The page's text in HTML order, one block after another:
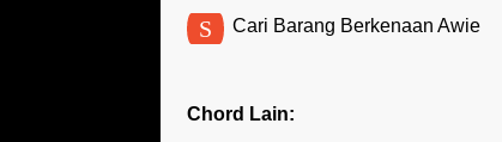
S Cari Barang Berkenaan Awie
Chord Lain: